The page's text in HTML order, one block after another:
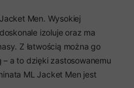
Men. Wysokiej
izoluje oraz ma
Z łatwością można go
a to dzięki zastosowanemu
ML Jacket Men jest